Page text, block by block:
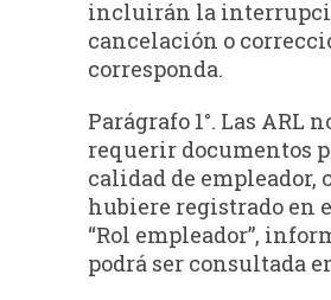
incluirán la
cancelación o
corresponda.
Parágrafo 1°. Las ARL
requerir documentos
calidad de empleador,
hubiere registrado en
“Rol empleador”,
podrá ser consultada